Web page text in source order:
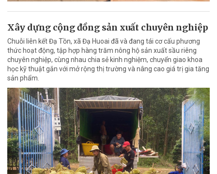
Xây dựng cộng đồng sản xuất chuyên nghiệp
Chuỗi liên kết Đạ Tồn, xã Đạ Huoai đã và đang tái cơ cấu phương
thức hoạt động, tập hợp hàng trăm nông hộ sản xuất sầu riêng
chuyên nghiệp, cùng nhau chia sẻ kinh nghiệm, chuyển giao khoa
học kỹ thuật gắn với mở rộng thị trường và nâng cao giá trị gia tăng
sản phẩm.